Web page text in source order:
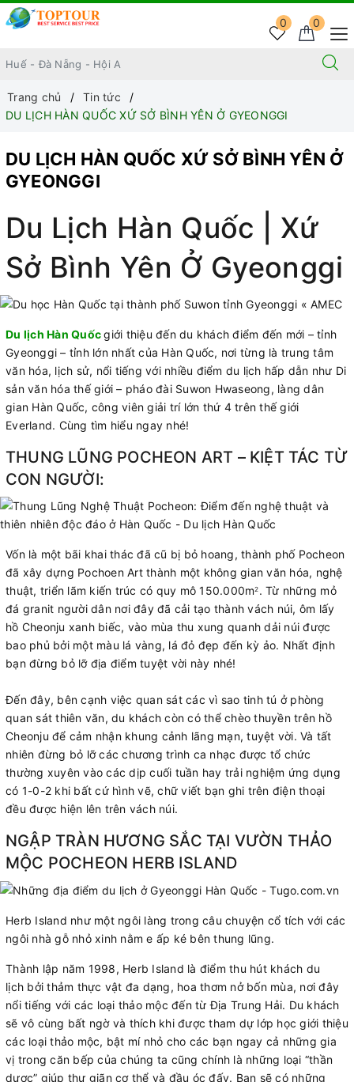
0
0
Trang chủ
Tin tức
DU LỊCH HÀN QUỐC XỨ SỞ BÌNH YÊN Ở GYEONGGI
DU LỊCH HÀN QUỐC XỨ SỞ BÌNH YÊN Ở
GYEONGGI
Du Lịch Hàn Quốc | Xứ
Sở Bình Yên Ở Gyeonggi
Du lịch Hàn Quốcgiới thiệu đến du khách điểm đến mới – tỉnh
Gyeonggi – tỉnh lớn nhất của Hàn Quốc, nơi từng là trung tâm
văn hóa, lịch sử, nổi tiếng với nhiều điểm du lịch hấp dẫn như Di
sản văn hóa thế giới – pháo đài Suwon Hwaseong, làng dân
gian Hàn Quốc, công viên giải trí lớn thứ 4 trên thế giới
Everland. Cùng tìm hiểu ngay nhé!
THUNG LŨNG POCHEON ART – KIỆT TÁC TỪ
CON NGƯỜI:
Vốn là một bãi khai thác đã cũ bị bỏ hoang, thành phố Pocheon
đã xây dựng Pochoen Art thành một không gian văn hóa, nghệ
thuật, triển lãm kiến trúc có quy mô 150.000m2 . Từ những mỏ
đá granit người dân nơi đây đã cải tạo thành vách núi, ôm lấy
hồ Cheonju xanh biếc, vào mùa thu xung quanh dải núi được
bao phủ bởi một màu lá vàng, lá đỏ đẹp đến kỳ ảo. Nhất định
bạn đừng bỏ lỡ địa điểm tuyệt vời này nhé!
Đến đây, bên cạnh việc quan sát các vì sao tinh tú ở phòng
quan sát thiên văn, du khách còn có thể chèo thuyền trên hồ
Cheonju để cảm nhận khung cảnh lãng mạn, tuyệt vời. Và tất
nhiên đừng bỏ lỡ các chương trình ca nhạc được tổ chức
thường xuyên vào các dịp cuối tuần hay trải nghiệm ứng dụng
có 1-0-2 khi bất cứ hình vẽ, chữ viết bạn ghi trên điện thoại
đều được hiện lên trên vách núi.
NGẬP TRÀN HƯƠNG SẮC TẠI VƯỜN THẢO
MỘC POCHEON HERB ISLAND
Herb Island như một ngôi làng trong câu chuyện cổ tích với các
ngôi nhà gỗ nhỏ xinh nằm e ấp ké bên thung lũng.
Thành lập năm 1998, Herb Island là điểm thu hút khách du
lịch bởi thảm thực vật đa dạng, hoa thơm nở bốn mùa, nơi đây
nổi tiếng với các loại thảo mộc đến từ Địa Trung Hải. Du khách
sẽ vô cùng bất ngờ và thích khi được tham dự lớp học giới thiệu
các loại thảo mộc, bật mí nhỏ cho các bạn ngay cả những gia
vị trong căn bếp của chúng ta cũng chính là những loại “thần
dược” giúp thư giãn cơ thể và đầu óc đấy. Bạn sẽ có những